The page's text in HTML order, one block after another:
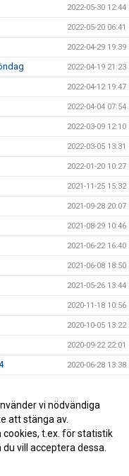
2022-05-30 12:44
2022-05-20 06:41
2022-04-29 19:39
2022-04-19 21:23
2022-04-12 19:47
2022-04-04 07:54
2022-03-09 12:10
2022-03-05 13:31
2022-01-20 10:27
2021-11-25 15:32
2021-09-28 20:07
2021-08-29 10:46
2021-06-22 16:40
2021-06-08 18:50
2021-05-26 13:44
2020-11-18 10:56
2020-10-05 13:22
2020-09-22 22:01
2020-06-28 13:38
2020-06-10 21:37
2020-05-05 07:22
vi nödvändiga
att stänga av.
cookies, t.ex. för statistik
vill acceptera dessa.